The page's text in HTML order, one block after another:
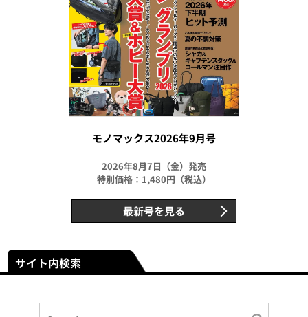
モノマックス2026年9月号
2026年8月7日（金）発売
特別価格：1,480円（税込）
最新号を見る
サイト内検索